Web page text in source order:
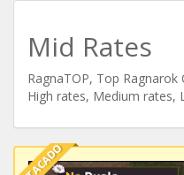
Mid Rates
RagnaTOP, Top Ragnarok
High rates, Medium rates,